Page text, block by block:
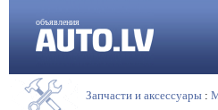
объявления
Запчасти и аксессуары :